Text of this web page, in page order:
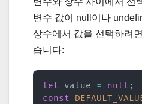
변수 값이 null이나
상수에서 값을 선택하려
습니다:
let value = null ;
const